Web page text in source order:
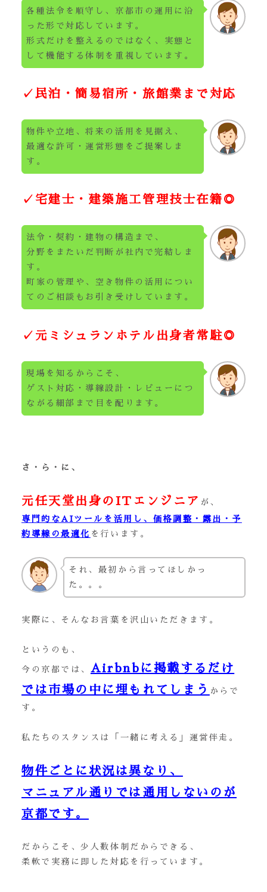
各種法令を順守し、京都市の運用に沿
った形で対応しています。
形式だけを整えるのではなく、実態と
して機能する体制を重視しています。
✓民泊・簡易宿所・旅館業まで対応
物件や立地、将来の活用を見据え、
最適な許可・運営形態をご提案しま
す。
✓宅建士・建築施工管理技士在籍◎
法令・契約・建物の構造まで、
分野をまたいだ判断が社内で完結しま
す。
町家の管理や、空き物件の活用につい
てのご相談もお引き受けしています。
✓元ミシュランホテル出身者常駐◎
現場を知るからこそ、
ゲスト対応・導線設計・レビューにつ
ながる細部まで目を配ります。
さ・ら・に、
元任天堂出身のITエンジニア が、
専門的なAIツールを活用し、価格調整・露出・予
約導線の最適化 を行います。
それ、最初から言ってほしかっ
た。。。
実際に、そんなお言葉を沢山いただきます。
というのも、
今の京都では、
Airbnbに掲載するだけ
では市場の中に埋もれてしまう からで
す。
私たちのスタンスは「一緒に考える」運営伴走。
物件ごとに状況は異なり、
マニュアル通りでは通用しないのが
京都です。
だからこそ、少人数体制だからできる、
柔軟で実務に即した対応を行っています。